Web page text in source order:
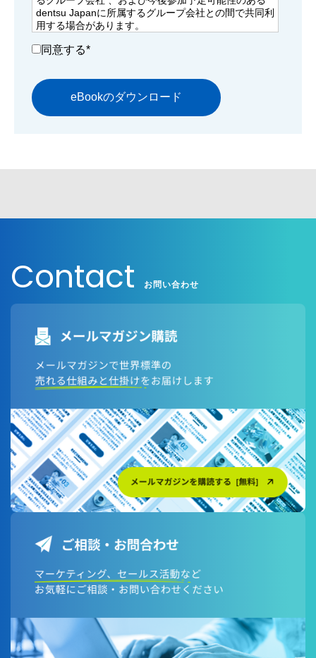
dentsu Japanに所属するグループ会社との間で共同利
用する場合があります。
適切に管理いたします。
dentsu Japanに所属するグループ会社は以下をご確認
ください。
日本語対応ページはこちら
日本語対応ページはこちら
同意する*
Contact お問い合わせ